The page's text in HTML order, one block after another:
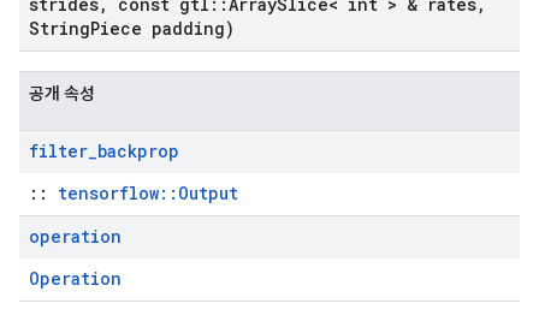
StringPiece padding)
공개 속성
filter_backprop
:: tensorflow::Output
operation
Operation